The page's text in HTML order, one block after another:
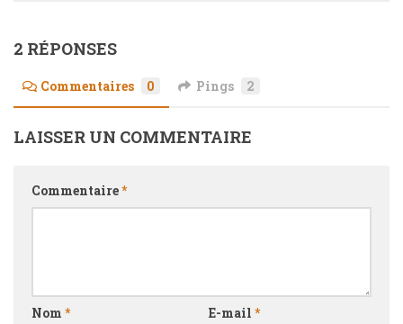
2 RÉPONSES
Commentaires 0 Pings 2
LAISSER UN COMMENTAIRE
Commentaire*
Nom * E-mail *